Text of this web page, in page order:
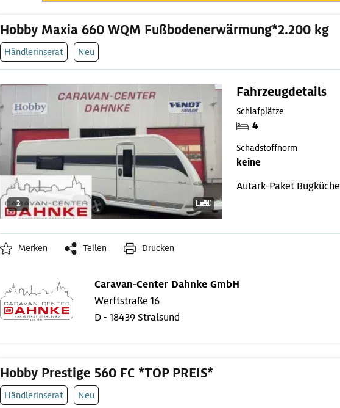
Hobby Maxia 660 WQM Fußbodenerwärmung*2.200 kg
Händlerinserat Neu
2
Fahrzeugdetails
Schlafplätze
4
Schadstoffnorm
keine
Autark-Paket Bugküche
Merken Teilen Drucken
Caravan-Center Dahnke GmbH
Werftstraße 16
D - 18439 Stralsund
Hobby Prestige 560 FC *TOP PREIS*
Händlerinserat Neu